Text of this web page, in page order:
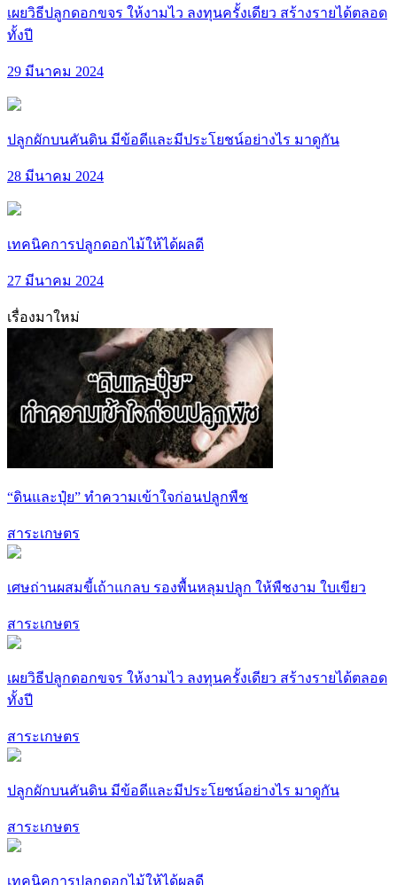
เผยวิธีปลูกดอกขจร ให้งามไว ลงทุนครั้งเดียว สร้างรายได้ตลอด
ทั้งปี
29 มีนาคม 2024
ปลูกผักบนคันดิน มีข้อดีและมีประโยชน์อย่างไร มาดูกัน
28 มีนาคม 2024
เทคนิคการปลูกดอกไม้ให้ได้ผลดี
27 มีนาคม 2024
เรื่องมาใหม่
“ดินและปุ๋ย” ทำความเข้าใจก่อนปลูกพืช
สาระเกษตร
เศษถ่านผสมขี้เถ้าแกลบ รองพื้นหลุมปลูก ให้พืชงาม ใบเขียว
สาระเกษตร
เผยวิธีปลูกดอกขจร ให้งามไว ลงทุนครั้งเดียว สร้างรายได้ตลอด
ทั้งปี
สาระเกษตร
ปลูกผักบนคันดิน มีข้อดีและมีประโยชน์อย่างไร มาดูกัน
สาระเกษตร
เทคนิคการปลูกดอกไม้ให้ได้ผลดี